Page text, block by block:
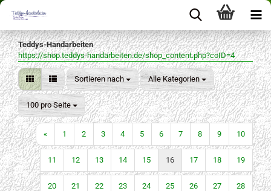
Teddys-Handarbeiten
https://shop.teddys-handarbeiten.de/shop_content.php?coID=4
Sortieren nach
Sortieren nach Alle Kategorien
100 pro Seite
pro Seite
« 1 2 3 4 5 6 7 8 9 10
11 12 13 14 15 16 17 18 19
20 21 22 23 24 25 26 27 28